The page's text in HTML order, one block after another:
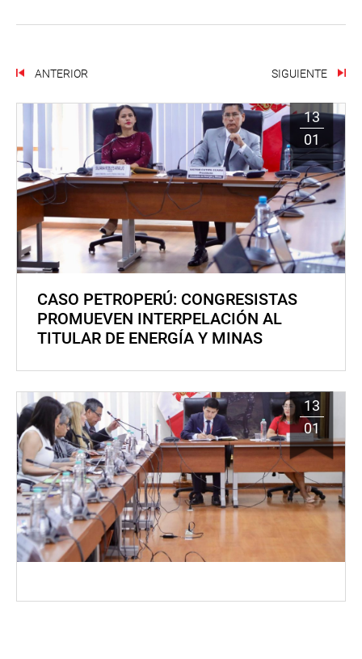
ANTERIOR SIGUIENTE
13
01
CASO PETROPERÚ: CONGRESISTAS
PROMUEVEN INTERPELACIÓN AL
TITULAR DE ENERGÍA Y MINAS
13
01